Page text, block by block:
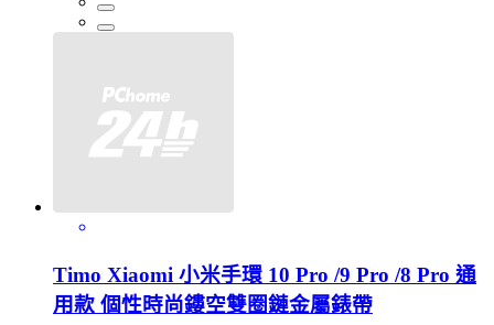
Timo Xiaomi 小米手環 10 Pro /9 Pro /8 Pro 通
用款 個性時尚鏤空雙圈鏈金屬錶帶